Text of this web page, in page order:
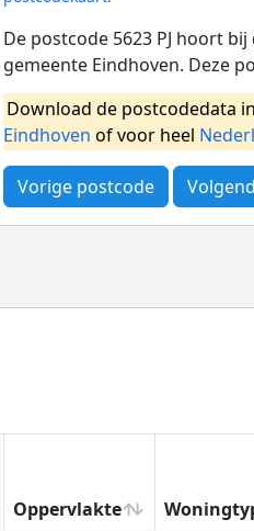
De postcode 5623 PJ hoort
gemeente Eindhoven. Deze
Download de postcodedata
Eindhoven of voor heel
Vorige postcode
Oppervlakte